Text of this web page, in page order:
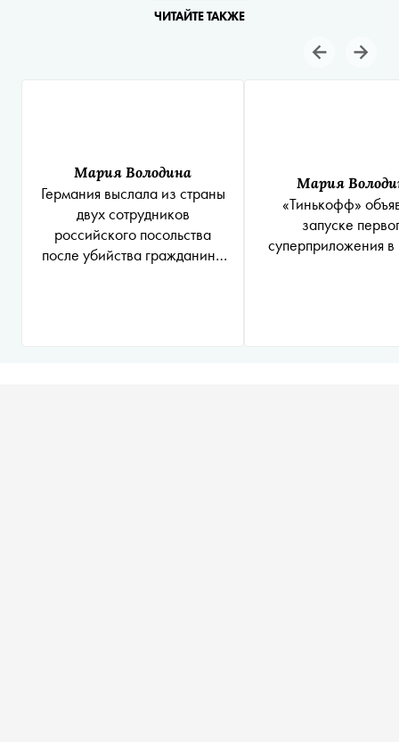
ЧИТАЙТЕ ТАКЖЕ
Мария Володина
Германия выслала из страны
двух сотрудников
российского посольства
после убийства гражданина
Мария
«Тинькофф»
запуске
суперприложения в